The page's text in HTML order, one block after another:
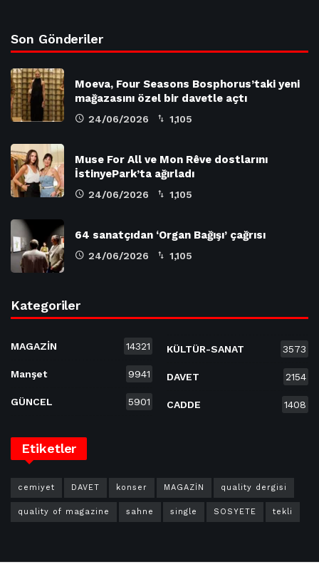
Son Gönderiler
Moeva, Four Seasons Bosphorus’taki yeni
mağazasını özel bir davetle açtı
24/06/2026 1,105
Muse For All ve Mon Rêve dostlarını
İstinyePark’ta ağırladı
24/06/2026 1,105
64 sanatçıdan ‘Organ Bağışı’ çağrısı
24/06/2026 1,105
Kategoriler
MAGAZİN 14321
Manşet 9941
GÜNCEL 5901
KÜLTÜR-SANAT 3573
DAVET 2154
CADDE 1408
Etiketler
cemiyet DAVET konser MAGAZİN quality dergisi
quality of magazine sahne single SOSYETE tekli